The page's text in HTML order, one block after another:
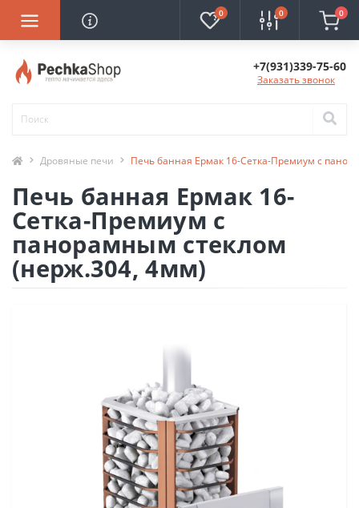
0 0 0
+7(931)339-75-60
Заказать звонок
Дровяные печи Печь банная Ермак 16-Сетка-Премиум с
Печь банная Ермак 16-
Сетка-Премиум с
панорамным стеклом
(нерж.304, 4мм)